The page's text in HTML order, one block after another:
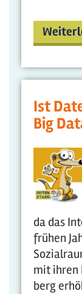
Ist
Big
da das
frühen
mit ihren
berg